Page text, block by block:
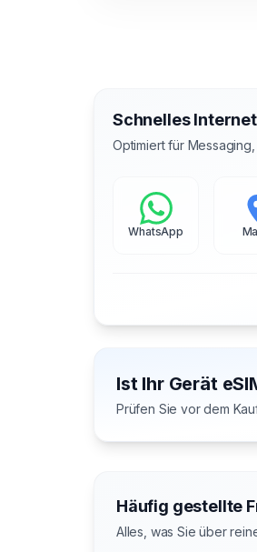
Schnelles
Optimiert für
WhatsApp
Ist Ihr Gerät
Prüfen Sie vor dem
Häufig gestellte
Alles, was Sie über